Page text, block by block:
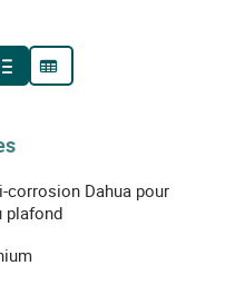
corrosion Dahua pour
plafond